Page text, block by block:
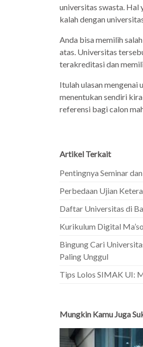
universitas swasta. Hal
kalah dengan
Anda bisa memilih
atas. Universitas
terakreditasi dan
Itulah ulasan mengenai
menentukan sendiri
referensi bagi calon
Artikel Terkait
Pentingnya Seminar
Perbedaan Ujian
Daftar Universitas di
Kurikulum Digital
Bingung Cari
Paling Unggul
Tips Lolos SIMAK UI:
Mungkin Kamu Juga